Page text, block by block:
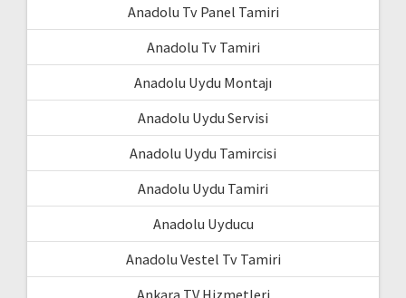
Anadolu Tv Panel Tamiri
Anadolu Tv Tamiri
Anadolu Uydu Montajı
Anadolu Uydu Servisi
Anadolu Uydu Tamircisi
Anadolu Uydu Tamiri
Anadolu Uyducu
Anadolu Vestel Tv Tamiri
Ankara TV Hizmetleri